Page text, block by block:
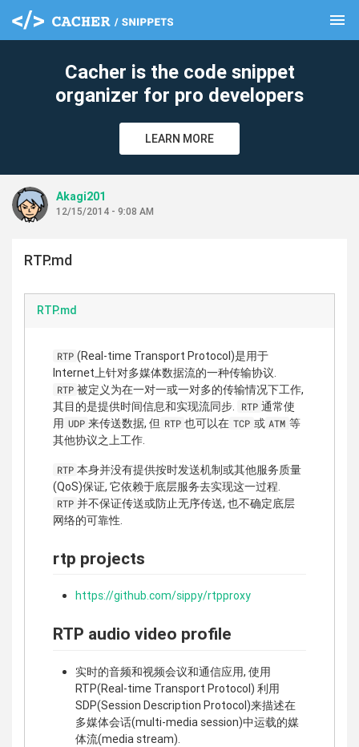
menu
Cacher is the code snippet
organizer for pro developers
LEARN MORE
Akagi201
12/15/2014 - 9:08 AM
RTP.md
RTP.md
RTP (Real-time Transport Protocol)是用于
Internet上针对多媒体数据流的一种传输协议.
RTP 被定义为在一对一或一对多的传输情况下工作,
其目的是提供时间信息和实现流同步.
RTP 通常使
用 UDP 来传送数据, 但 RTP 也可以在 TCP 或 ATM 等
其他协议之上工作.
RTP 本身并没有提供按时发送机制或其他服务质量
(QoS)保证, 它依赖于底层服务去实现这一过程.
RTP 并不保证传送或防止无序传送, 也不确定底层
网络的可靠性.
rtp projects
https://github.com/sippy/rtpproxy
RTP audio video profile
实时的音频和视频会议和通信应用, 使用
RTP(Real-time Transport Protocol) 利用
SDP(Session Description Protocol)来描述在
多媒体会话(multi-media session)中运载的媒
体流(media stream).
clear